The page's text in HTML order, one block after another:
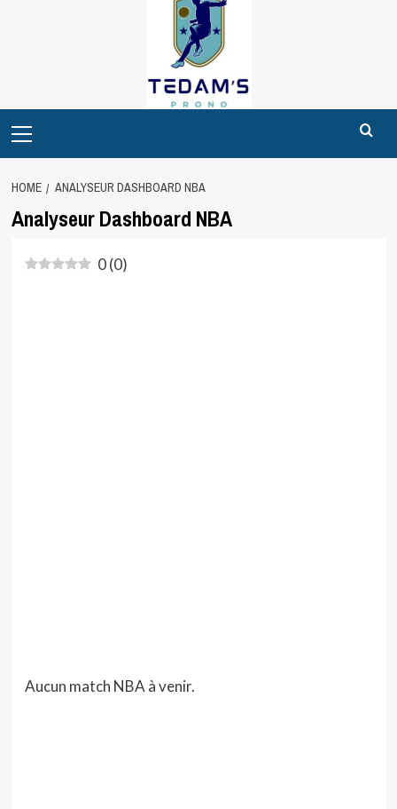
Menu
HOME ANALYSEUR DASHBOARD NBA
Analyseur Dashboard NBA
0(0)
Aucun match NBA à venir.